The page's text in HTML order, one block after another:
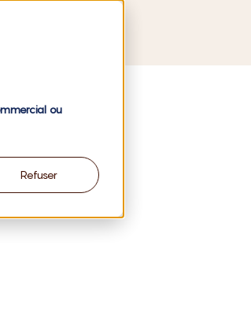
ou
Refuser